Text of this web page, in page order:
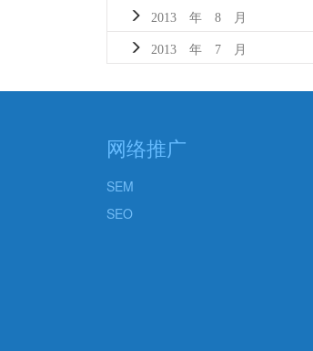
2013 年 8 月
2013 年 7 月
网络推广
SEM
SEO